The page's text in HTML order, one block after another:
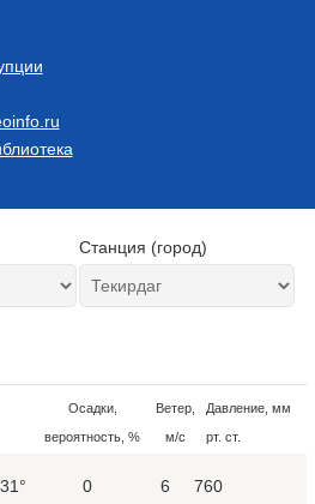
Станция (город)
Осадки,
вероятность, %
Ветер,
м/с
Давление, мм
рт. ст.
31° 0 6 760